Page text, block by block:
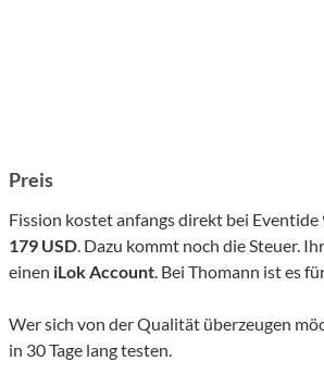
Preis
Fission kostet anfangs direkt bei Eventide
179 USD. Dazu kommt noch die Steuer.
einen iLok Account. Bei Thomann ist es
Wer sich von der Qualität überzeugen
in 30 Tage lang testen.